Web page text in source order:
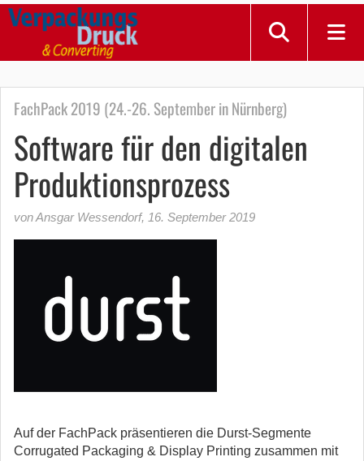
FachPack 2019 (24.-26. September in Nürnberg)
Software für den digitalen
Produktionsprozess
von Ansgar Wessendorf, 16. September 2019
Auf der FachPack präsentieren die Durst-Segmente
Corrugated Packaging & Display Printing zusammen mit